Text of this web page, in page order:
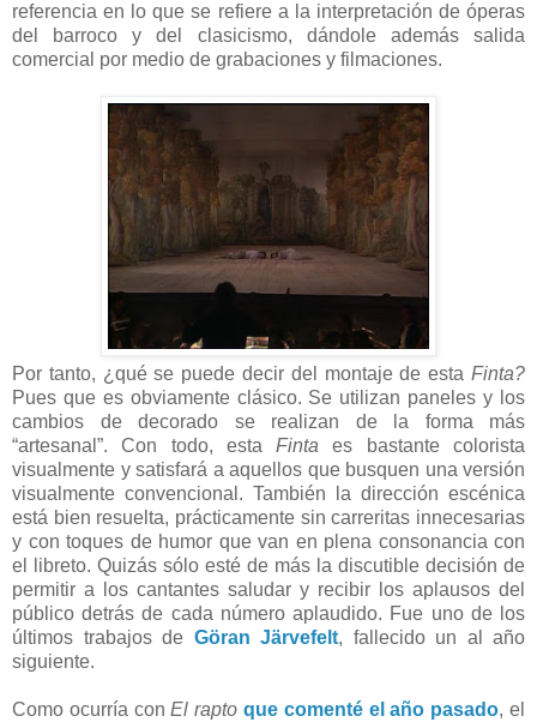
referencia en lo que se refiere a la interpretación de óperas
del barroco y del clasicismo, dándole además salida
comercial por medio de grabaciones y filmaciones.
Por tanto, ¿qué se puede decir del montaje de esta Finta?
Pues que es obviamente clásico. Se utilizan paneles y los
cambios de decorado se realizan de la forma más
“artesanal”. Con todo, estaFinta es bastante colorista
visualmente y satisfará a aquellos que busquen una versión
visualmente convencional. También la dirección escénica
está bien resuelta, prácticamente sin carreritas innecesarias
y con toques de humor que van en plena consonancia con
el libreto. Quizás sólo esté de más la discutible decisión de
permitir a los cantantes saludar y recibir los aplausos del
público detrás de cada número aplaudido. Fue uno de los
últimos trabajos de Göran Järvefelt, fallecido un al año
siguiente.
Como ocurría conEl rapto que comenté el año pasado, el